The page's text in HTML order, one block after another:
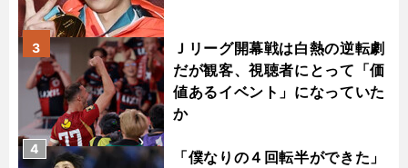
Ｊリーグ開幕戦は白熱の逆転劇
だが観客、視聴者にとって「価
値あるイベント」になっていた
か
3
「僕なりの４回転半ができた」
4